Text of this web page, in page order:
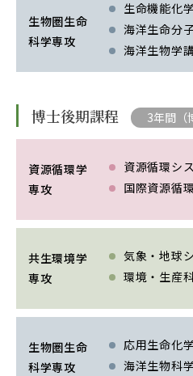
サイトマ
お問い合わ
キャンパ
イベントカレ
BULLETIN
生物資源学研
ANPIC
ANPIC安否情
生物圏生命
科学専攻
生命機能化
海洋生命分
海洋生物学
博士後期課程 3年間（
資源循環学
専攻
資源循環シ
国際資源循
共生環境学
専攻
気象・地球
環境・生産
生物圏生命
科学専攻
応用生命化
海洋生物科